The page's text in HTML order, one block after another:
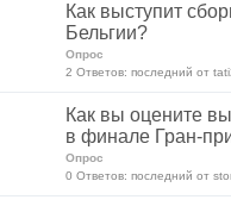
Как выступит
Бельгии?
Опрос
2 Ответов: последний от
Как вы оцените
в финале Гран-
Опрос
0 Ответов: последний от